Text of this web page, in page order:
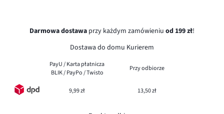
Darmowa dostawa przy każdym zamówieniu od 199 zł!
Dostawa do domu Kurierem
PayU / Karta płatnicza
BLIK / PayPo / Twisto
Przy odbiorze
9,99 zł 13,50 zł